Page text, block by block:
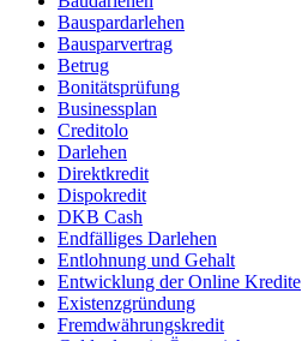
Bauspardarlehen
Bausparvertrag
Betrug
Bonitätsprüfung
Businessplan
Creditolo
Darlehen
Direktkredit
Dispokredit
DKB Cash
Endfälliges Darlehen
Entlohnung und Gehalt
Entwicklung der Online Kredite
Existenzgründung
Fremdwährungskredit